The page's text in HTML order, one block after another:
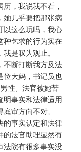
，我说我不看，
她几乎要把那张病
以这么玩吗，我心
种乞求的行为实在
是叹为观止。
不断打断我方及法
位大妈，书记员也
性。法官被她苦
明事实和法律适用
审方向不对。
的事实认定和法律
的法官助理显然有
法院有很多事实没